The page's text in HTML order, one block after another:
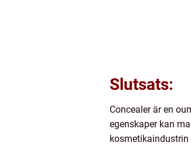
Slutsats:
Concealer är en
egenskaper kan